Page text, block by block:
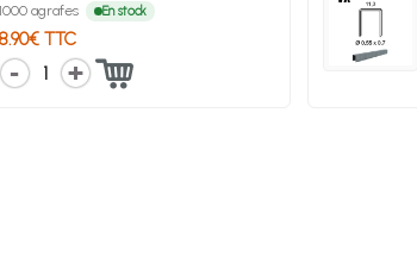
1000 agrafes En stock
8.90€ TTC
1